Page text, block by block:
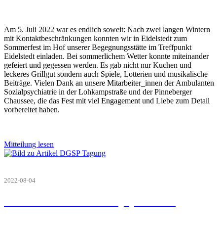
Am 5. Juli 2022 war es endlich soweit: Nach zwei langen Wintern
mit Kontaktbeschränkungen konnten wir in Eidelstedt zum
Sommerfest im Hof unserer Begegnungsstätte im Treffpunkt
Eidelstedt einladen. Bei sommerlichem Wetter konnte miteinander
gefeiert und gegessen werden. Es gab nicht nur Kuchen und
leckeres Grillgut sondern auch Spiele, Lotterien und musikalische
Beiträge. Vielen Dank an unsere Mitarbeiter_innen der Ambulanten
Sozialpsychiatrie in der Lohkampstraße und der Pinneberger
Chaussee, die das Fest mit viel Engagement und Liebe zum Detail
vorbereitet haben.
Mitteilung lesen
2022-08-04